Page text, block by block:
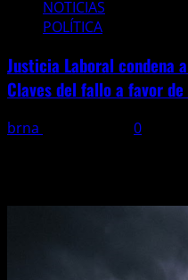
NOTICIAS
POLÍTICA
Justicia Laboral condena
Claves del fallo a favor
brna 0